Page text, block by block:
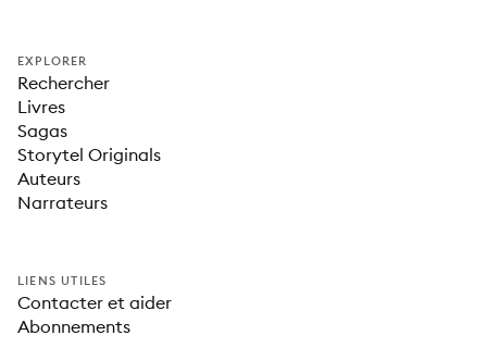
EXPLORER
Rechercher
Livres
Sagas
Storytel Originals
Auteurs
Narrateurs
LIENS UTILES
Contacter et aider
Abonnements